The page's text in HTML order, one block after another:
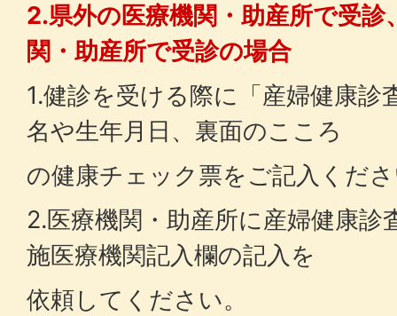
2.県外の医療機関・助産所で受診
関・助産所で受診の場合
1.健診を受ける際に「産婦健康診
名や生年月日、裏面のこころ
の健康チェック票をご記入くだ
2.医療機関・助産所に産婦健康診
施医療機関記入欄の記入を
依頼してください。